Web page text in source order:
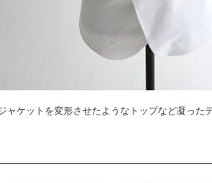
ャケットを変形させたようなトップなど凝った